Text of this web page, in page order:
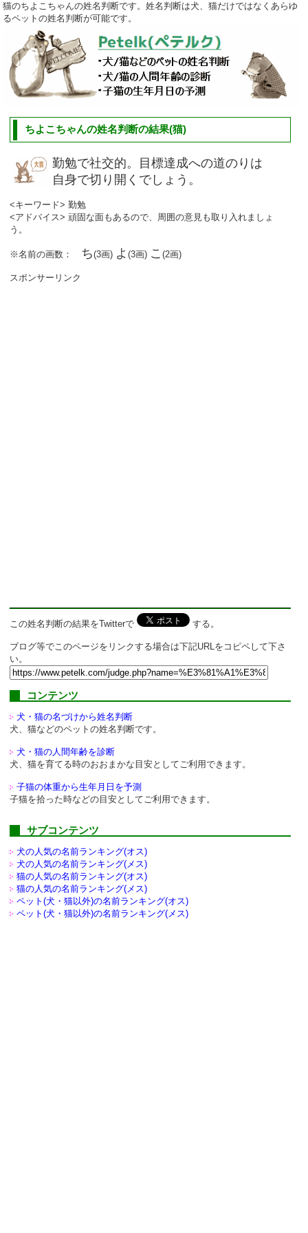
猫のちよこちゃんの姓名判断です。姓名判断は犬、猫だけではなくあらゆ
るペットの姓名判断が可能です。
ちよこちゃんの姓名判断の結果(猫)
勤勉で社交的。目標達成への道のりは
自身で切り開くでしょう。
<キーワード> 勤勉
<アドバイス> 頑固な面もあるので、周囲の意見も取り入れましょ
う。
※名前の画数： ち(3画) よ(3画) こ(2画)
スポンサーリンク
この姓名判断の結果をTwitterで する。
ブログ等でこのページをリンクする場合は下記URLをコピペして下さ
い。
コンテンツ
犬・猫の名づけから姓名判断
犬、猫などのペットの姓名判断です。
犬・猫の人間年齢を診断
犬、猫を育てる時のおおまかな目安としてご利用できます。
子猫の体重から生年月日を予測
子猫を拾った時などの目安としてご利用できます。
サブコンテンツ
犬の人気の名前ランキング(オス)
犬の人気の名前ランキング(メス)
猫の人気の名前ランキング(オス)
猫の人気の名前ランキング(メス)
ペット(犬・猫以外)の名前ランキング(オス)
ペット(犬・猫以外)の名前ランキング(メス)